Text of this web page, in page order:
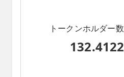
トークンホルダー数
132.4122